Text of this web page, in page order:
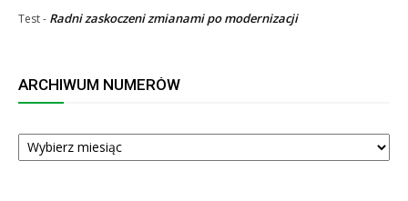
Test- Radni zaskoczeni zmianami po modernizacji
ARCHIWUM NUMERÓW
ARCHIWUM
NUMERÓW